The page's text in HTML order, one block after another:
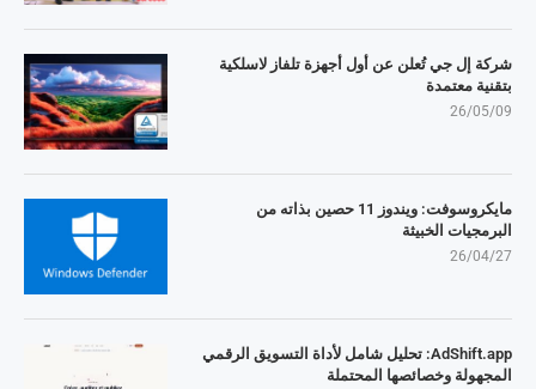
شركة إل جي تُعلن عن أول أجهزة تلفاز لاسلكية
بتقنية معتمدة
26/05/09
مايكروسوفت: ويندوز 11 حصين بذاته من
البرمجيات الخبيثة
26/04/27
AdShift.app: تحليل شامل لأداة التسويق الرقمي
المجهولة وخصائصها المحتملة